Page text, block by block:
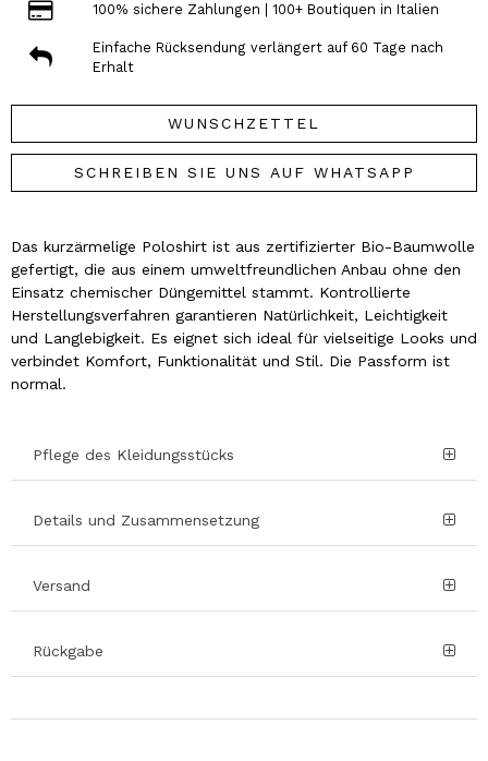
100% sichere Zahlungen | 100+ Boutiquen in Italien
Einfache Rücksendung verlängert auf 60 Tage nach
Erhalt
WUNSCHZETTEL
SCHREIBEN SIE UNS AUF WHATSAPP
Das kurzärmelige Poloshirt ist aus zertifizierter Bio-Baumwolle
gefertigt, die aus einem umweltfreundlichen Anbau ohne den
Einsatz chemischer Düngemittel stammt. Kontrollierte
Herstellungsverfahren garantieren Natürlichkeit, Leichtigkeit
und Langlebigkeit. Es eignet sich ideal für vielseitige Looks und
verbindet Komfort, Funktionalität und Stil. Die Passform ist
normal.
Pflege des Kleidungsstücks
Details und Zusammensetzung
Versand
Rückgabe